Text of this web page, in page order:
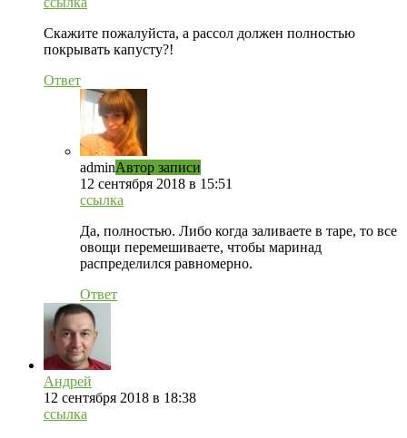
Скажите пожалуйста, а рассол должен полностью
покрывать капусту?!
Ответ
adminАвтор записи
12 сентября 2018 в 15:51
ссылка
Да, полностью. Либо когда заливаете в таре, то все
овощи перемешиваете, чтобы маринад
распределился равномерно.
Ответ
Андрей
12 сентября 2018 в 18:38
ссылка